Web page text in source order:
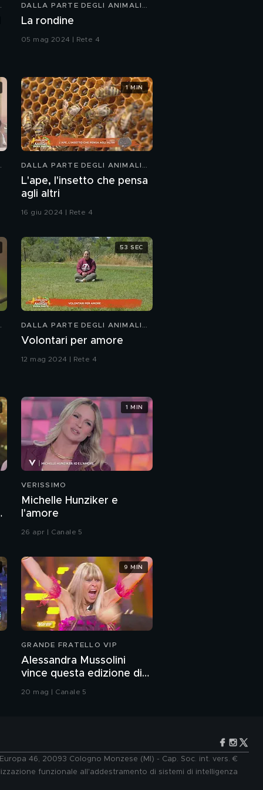
Martina e i suoi piccioni
Il salvataggio di alcuni
DALLA PARTE DEGLI ANIMALI
La rondine
05 mag 2024 | Rete 4
DALLA PARTE DEGLI ANIMALI
L'ape, l'insetto che pensa
agli altri
16 giu 2024 | Rete 4
1 MIN
DALLA PARTE DEGLI ANIMALI
Volontari per amore
12 mag 2024 | Rete 4
53 SEC
VERISSIMO
Michelle Hunziker e
l'amore
26 apr | Canale 5
1 MIN
GRANDE FRATELLO VIP
Alessandra Mussolini
vince questa edizione di
Grande Fratello VIP
20 mag | Canale 5
9 MIN
46, 20093 Cologno Monzese (MI) - Cap. Soc. int. vers. €
funzionale all'addestramento di sistemi di intelligenza